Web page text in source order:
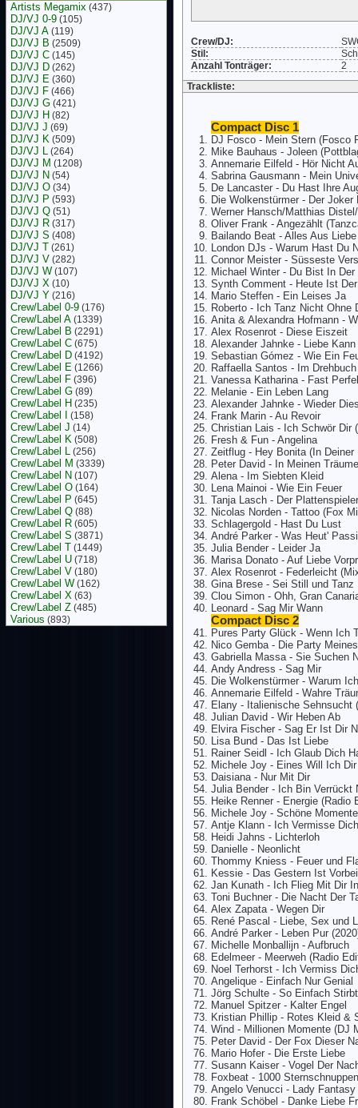
Artists Megamix (437)
DJ/VJ 0-9 (105)
DJ/VJ A (119)
DJ/VJ B (2509)
DJ/VJ C (145)
DJ/VJ D (262)
DJ/VJ E (360)
DJ/VJ F (466)
DJ/VJ G (421)
DJ/VJ H (82)
DJ/VJ J (69)
DJ/VJ K (509)
DJ/VJ L (264)
DJ/VJ M (1208)
DJ/VJ N (54)
DJ/VJ O (34)
DJ/VJ P (593)
DJ/VJ Q (51)
DJ/VJ R (317)
DJ/VJ S (408)
DJ/VJ T (261)
DJ/VJ V (282)
DJ/VJ W (107)
DJ/VJ X (10)
DJ/VJ Y (216)
Crew/Label 0-9 (176)
Crew/Label A (1339)
Crew/Label B (2291)
Crew/Label C (675)
Crew/Label D (4192)
Crew/Label E (1266)
Crew/Label F (396)
Crew/Label G (89)
Crew/Label H (235)
Crew/Label I (158)
Crew/Label J (14)
Crew/Label K (508)
Crew/Label L (256)
Crew/Label M (3339)
Crew/Label N (107)
Crew/Label O (164)
Crew/Label P (645)
Crew/Label Q (88)
Crew/Label R (605)
Crew/Label S (3871)
Crew/Label T (1449)
Crew/Label U (718)
Crew/Label V (180)
Crew/Label W (162)
Crew/Label X (63)
Crew/Label Z (485)
Various (893)
Crew/DJ:
Stil:
Anzahl Tonträger:
2
Trackliste:
Compact Disc 1
DJ Fosco - Mein Stern (Fosco
Mike Bauhaus - Joleen
Annemarie Eilfeld - Hör Nicht
Sabrina Gausmann - Mein
De Lancaster - Du Hast Ihre
Die Wolkenstürmer - Der Joker
Werner Hansch/Matthias
Oliver Frank - Angezählt
Bailando Beat - Alles Aus Liebe
London DJs - Warum Hast Du
Connor Meister - Süsseste
Michael Winter - Du Bist In Der
Synth Comment - Heute Ist
Mario Steffen - Ein Leises Ja
Roberto - Ich Tanz Nicht Ohne
Anita & Alexandra Hofmann -
Alex Rosenrot - Diese Eiszeit
Alexander Jahnke - Liebe
Sebastian Gómez - Wie Ein
Raffaella Santos - Im
Vanessa Katharina - Fast
Melanie - Ein Leben Lang
Alexander Jahnke - Wieder
Frank Marin - Au Revoir
Christian Lais - Ich Schwör Dir
Fresh & Fun - Angelina
Zeitflug - Hey Bonita (In Deiner
Peter David - In Meinen
Alena - Im Siebten Kleid
Lena Mainoi - Wie Ein Feuer
Tanja Lasch - Der
Nicolas Norden - Tattoo (Fox
Schlagergold - Hast Du Lust
André Parker - Was Heut'
Julia Bender - Leider Ja
Marisa Donato - Auf Liebe
Alex Rosenrot - Federleicht
Gina Brese - Sei Still und Tanz
Clou Simon - Ohh, Gran
Leonard - Sag Mir Wann
Compact Disc 2
Pures Party Glück - Wenn Ich
Nico Gemba - Die Party
Gabriella Massa - Sie Suchen
Andy Andress - Sag Mir
Die Wolkenstürmer - Warum
Annemarie Eilfeld - Wahre
Elany - Italienische Sehnsucht
Julian David - Wir Heben Ab
Elvira Fischer - Sag Er Ist Dir
Lisa Bund - Das Ist Liebe
Rainer Seidl - Ich Glaub Dich
Michele Joy - Eines Will Ich
Daisiana - Nur Mit Dir
Julia Bender - Ich Bin Verrückt
Heike Renner - Energie (Radio
Michele Joy - Schöne Momente
Antje Klann - Ich Vermisse
Heidi Jahns - Lichterloh
Danielle - Neonlicht
Thommy Kniess - Feuer und
Kessie - Das Gestern Ist Vorbei
Jan Kunath - Ich Flieg Mit Dir
Toni Buchner - Die Nacht Der
Alex Zapata - Wegen Dir
René Pascal - Liebe, Sex und
André Parker - Leben Pur
Michelle Monballijn - Aufbruch
Edelmeer - Meerweh (Radio
Noel Terhorst - Ich Vermiss
Angelique - Einfach Nur Genial
Jörg Schulte - So Einfach
Manuel Spitzer - Kalter Engel
Kristian Phillip - Rotes Kleid &
Wind - Millionen Momente (DJ
Peter David - Der Fox Dieser
Mario Hofer - Die Erste Liebe
Susann Kaiser - Vogel Der
Foxbeat - 1000 Sternschnuppen
Angelo Venucci - Lady Fantasy
Frank Schöbel - Danke Liebe